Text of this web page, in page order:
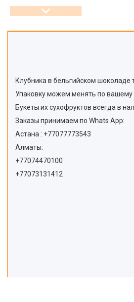
Отзывы
Клубника в бельгийском шоколаде
Упаковку можем менять по вашему
Букеты их сухофруктов всегда в
Заказы принимаем по Whats App:
Астана : +77077773543
Алматы:
+77074470100
+77073131412